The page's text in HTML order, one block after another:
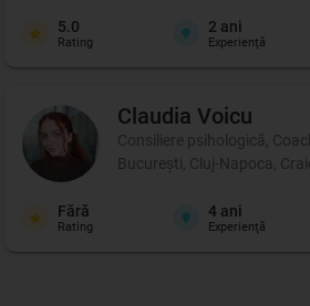
5.0
Rating
2 ani
Experienţă
Claudia Voicu
Consiliere psihologică,
București, Cluj-Napoca,
Fără
Rating
4 ani
Experienţă